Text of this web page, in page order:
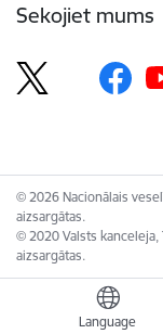
Language
Sekojiet mums
© 2026 Nacionālais
aizsargātas.
© 2020 Valsts
aizsargātas.